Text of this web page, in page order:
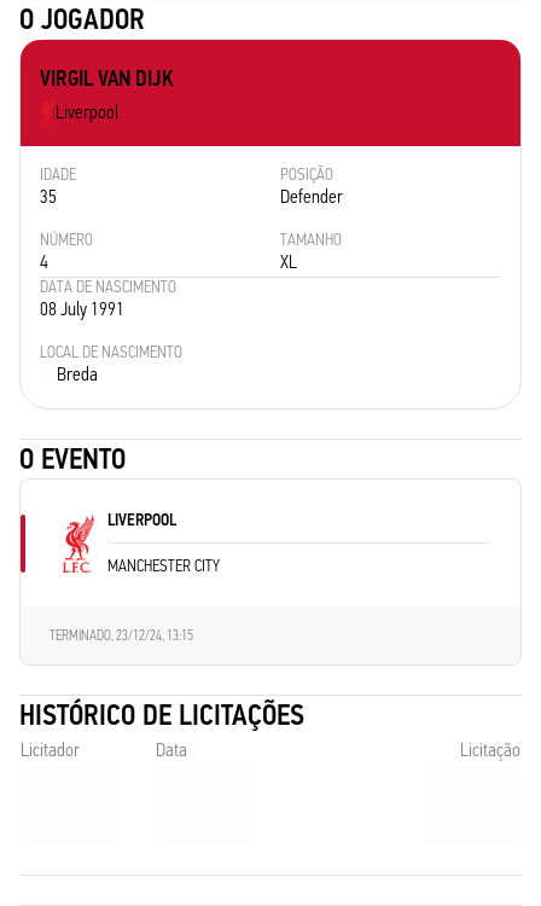
O JOGADOR
VIRGIL VAN DIJK
Liverpool
IDADE
35
POSIÇÃO
Defender
NÚMERO
4
TAMANHO
XL
DATA DE NASCIMENTO
08 July 1991
LOCAL DE NASCIMENTO
Breda
O EVENTO
LIVERPOOL
MANCHESTER CITY
TERMINADO,23/12/24, 13:15
HISTÓRICO DE LICITAÇÕES
Licitador Data Licitação